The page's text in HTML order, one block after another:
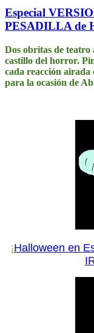
Especial
PESADILLA de
Dos obritas de teatro
castillo del horror.
cada reacción airada
para la ocasión de
¡Halloween en